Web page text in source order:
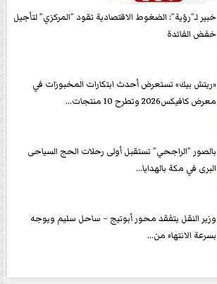
خبير لـ”رؤية”: الضغوط الاقتصادية تقود ”المركزي” لتأجيل
خفض الفائدة
«ريتش بيك» تستعرض أحدث ابتكارات المخبوزات في
معرض كافيكس2026 وتطرح 10 منتجات...
بالصور ”الراجحي” تستقبل أولى رحلات الحج السياحى
البرى في مكة بالهدايا...
وزير النقل يتفقد محور أبوتيج – ساحل سليم ويوجه
بسرعة الانتهاء من...